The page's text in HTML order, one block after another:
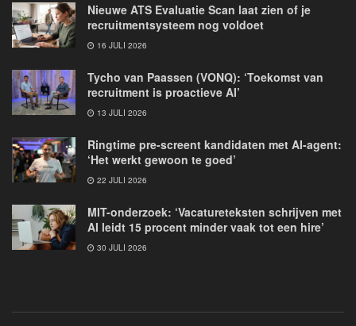
Nieuwe ATS Evaluatie Scan laat zien of je
recruitmentsysteem nog voldoet
16 JULI 2026
Tycho van Paassen (VONQ): ‘Toekomst van
recruitment is proactieve AI’
13 JULI 2026
Ringtime pre-screent kandidaten met AI-agent:
‘Het werkt gewoon te goed’
22 JULI 2026
MIT-onderzoek: ‘Vacatureteksten schrijven met
AI leidt 15 procent minder vaak tot een hire’
30 JULI 2026